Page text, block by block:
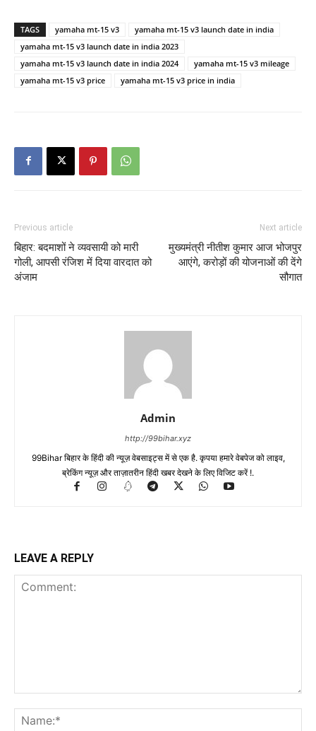
TAGS yamaha mt-15 v3
yamaha mt-15 v3 launch date in india
yamaha mt-15 v3 launch date in india 2023
yamaha mt-15 v3 launch date in india 2024
yamaha mt-15 v3 mileage
yamaha mt-15 v3 price
yamaha mt-15 v3 price in india
Previous article
बिहार: बदमाशों ने व्यवसायी को मारी
गोली, आपसी रंजिश में दिया वारदात को
अंजाम
Next article
मुख्यमंत्री नीतीश कुमार आज भोजपुर
आएंगे, करोड़ों की योजनाओं की देंगे
सौगात
Admin
http://99bihar.xyz
99Bihar बिहार के हिंदी की न्यूज़ वेबसाइट्स में से एक है. कृपया हमारे वेबपेज को लाइव,
ब्रेकिंग न्यूज़ और ताज़ातरीन हिंदी खबर देखने के लिए विजिट करें !.
LEAVE A REPLY